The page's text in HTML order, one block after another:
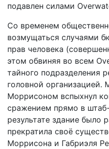
подавлен силами
Со временем
возмущаться случаями
прав человека
этом обвиняя во всем
тайного подразделения
головной
Моррисоном вспыхнул
сражением прямо в
результате здание было
прекратила своё
Моррисона и Габриэля